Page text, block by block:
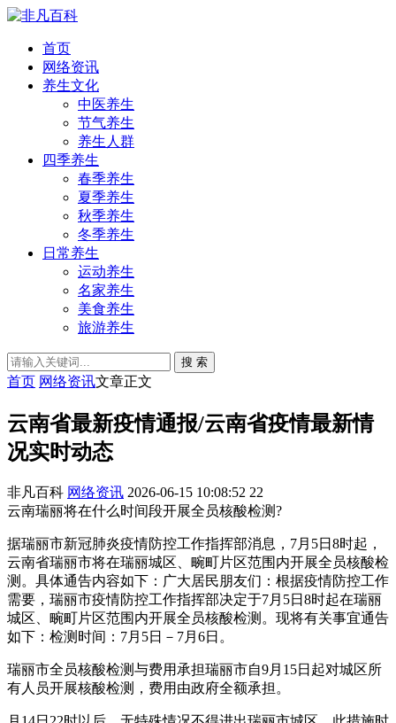
首页
网络资讯
养生文化
中医养生
节气养生
养生人群
四季养生
春季养生
夏季养生
秋季养生
冬季养生
日常养生
运动养生
名家养生
美食养生
旅游养生
搜 索
首页 网络资讯文章正文
云南省最新疫情通报/云南省疫情最新情
况实时动态
非凡百科 网络资讯 2026-06-15 10:08:52 22
云南瑞丽将在什么时间段开展全员核酸检测?
据瑞丽市新冠肺炎疫情防控工作指挥部消息，7月5日8时起，
云南省瑞丽市将在瑞丽城区、畹町片区范围内开展全员核酸检
测。具体通告内容如下：广大居民朋友们：根据疫情防控工作
需要，瑞丽市疫情防控工作指挥部决定于7月5日8时起在瑞丽
城区、畹町片区范围内开展全员核酸检测。现将有关事宜通告
如下：检测时间：7月5日－7月6日。
瑞丽市全员核酸检测与费用承担瑞丽市自9月15日起对城区所
有人员开展核酸检测，费用由政府全额承担。